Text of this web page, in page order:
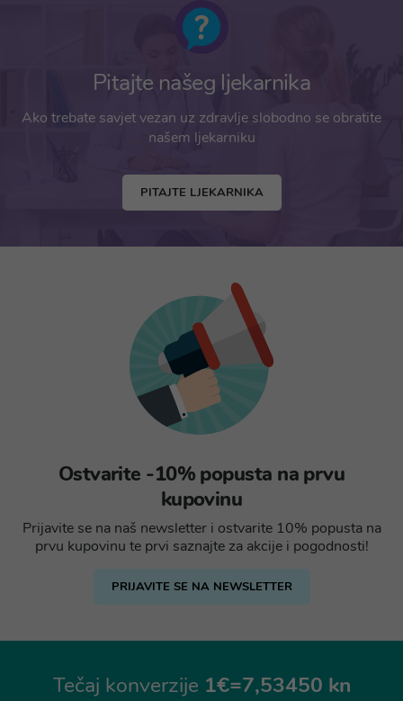
Pitajte našeg ljekarnika
Ako trebate savjet vezan uz zdravlje slobodno se obratite
našem ljekarniku
PITAJTE LJEKARNIKA
Ostvarite -10% popusta na prvu
kupovinu
Prijavite se na naš newsletter i ostvarite 10% popusta na
prvu kupovinu te prvi saznajte za akcije i pogodnosti!
PRIJAVITE SE NA NEWSLETTER
Tečaj konverzije 1€=7,53450 kn